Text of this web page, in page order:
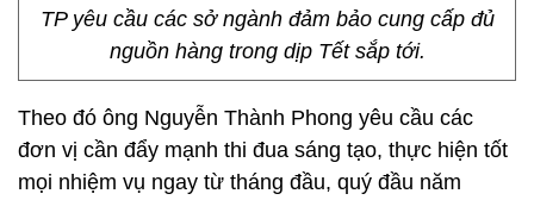
TP yêu cầu các sở ngành đảm bảo cung cấp đủ
nguồn hàng trong dịp Tết sắp tới.
Theo đó ông Nguyễn Thành Phong yêu cầu các
đơn vị cần đẩy mạnh thi đua sáng tạo, thực hiện tốt
mọi nhiệm vụ ngay từ tháng đầu, quý đầu năm